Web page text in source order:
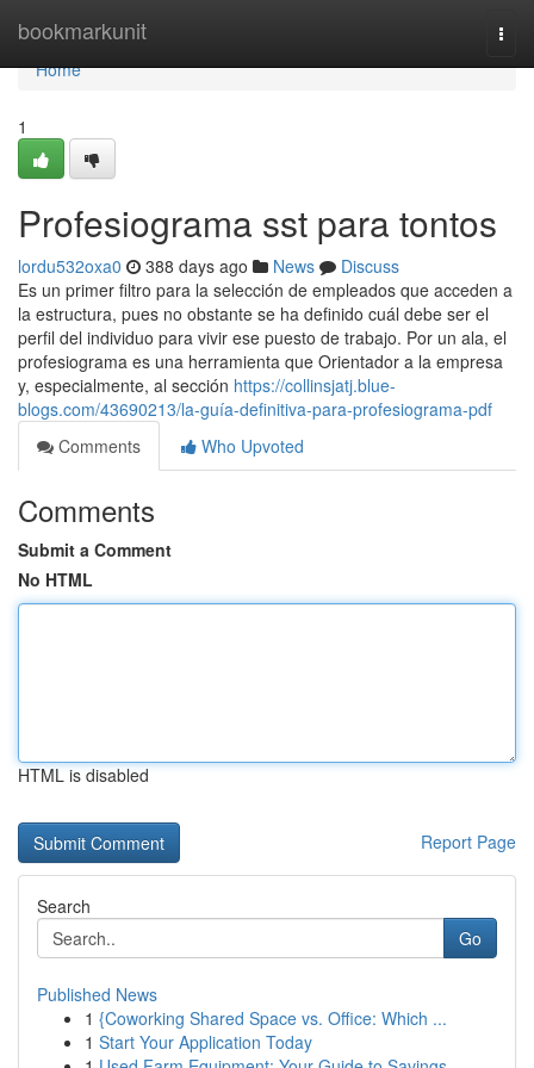
bookmarkunit
Home
Home
1
Profesiograma sst para tontos
lordu532oxa0 388 days ago News
Discuss
Es un primer filtro para la selección de empleados que acceden a
la estructura, pues no obstante se ha definido cuál debe ser el
perfil del individuo para vivir ese puesto de trabajo. Por un ala, el
profesiograma es una herramienta que Orientador a la empresa
y, especialmente, al sección https://collinsjatj.blue-
blogs.com/43690213/la-guía-definitiva-para-profesiograma-pdf
Comments
Who Upvoted
Comments
Submit a Comment
No HTML
HTML is disabled
Report Page
Search
Go
Published News
1 {Coworking Shared Space vs. Office: Which ...
1 Start Your Application Today